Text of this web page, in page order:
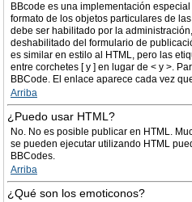
BBcode es una implementación
formato de los objetos particulares de
debe ser habilitado por la
deshabilitado del formulario de
es similar en estilo al HTML, pero las
entre corchetes [ y ] en lugar de < y >.
BBCode. El enlace aparece cada vez
Arriba
¿Puedo usar HTML?
No. No es posible publicar en HTML.
se pueden ejecutar utilizando HTML
BBCodes.
Arriba
¿Qué son los emoticonos?